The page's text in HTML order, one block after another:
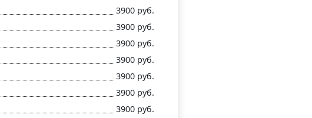
3900 руб.
3900 руб.
3900 руб.
3900 руб.
3900 руб.
3900 руб.
3900 руб.